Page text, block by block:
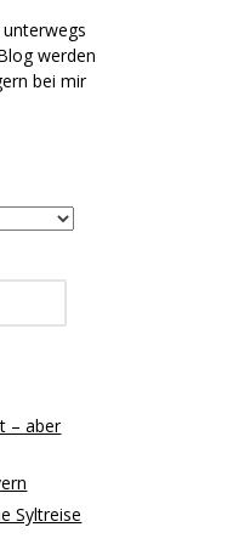
werden
bei mir
– aber
Syltreise